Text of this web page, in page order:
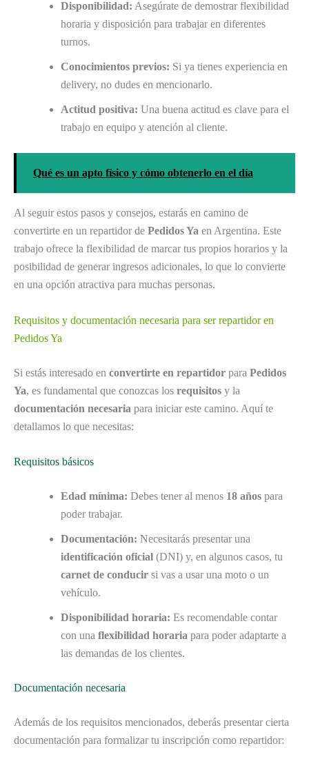
Disponibilidad: Asegúrate de demostrar flexibilidad
horaria y disposición para trabajar en diferentes
turnos.
Conocimientos previos: Si ya tienes experiencia en
delivery, no dudes en mencionarlo.
Actitud positiva: Una buena actitud es clave para el
trabajo en equipo y atención al cliente.
Qué es un apto físico y cómo obtenerlo en el día
Al seguir estos pasos y consejos, estarás en camino de
convertirte en un repartidor de Pedidos Ya en Argentina. Este
trabajo ofrece la flexibilidad de marcar tus propios horarios y la
posibilidad de generar ingresos adicionales, lo que lo convierte
en una opción atractiva para muchas personas.
Requisitos y documentación necesaria para ser repartidor en
Pedidos Ya
Si estás interesado en convertirte en repartidor para Pedidos
Ya, es fundamental que conozcas los requisitos y la
documentación necesaria para iniciar este camino. Aquí te
detallamos lo que necesitas:
Requisitos básicos
Edad mínima: Debes tener al menos 18 años para
poder trabajar.
Documentación: Necesitarás presentar una
identificación oficial (DNI) y, en algunos casos, tu
carnet de conducir si vas a usar una moto o un
vehículo.
Disponibilidad horaria: Es recomendable contar
con una flexibilidad horaria para poder adaptarte a
las demandas de los clientes.
Documentación necesaria
Además de los requisitos mencionados, deberás presentar cierta
documentación para formalizar tu inscripción como repartidor: